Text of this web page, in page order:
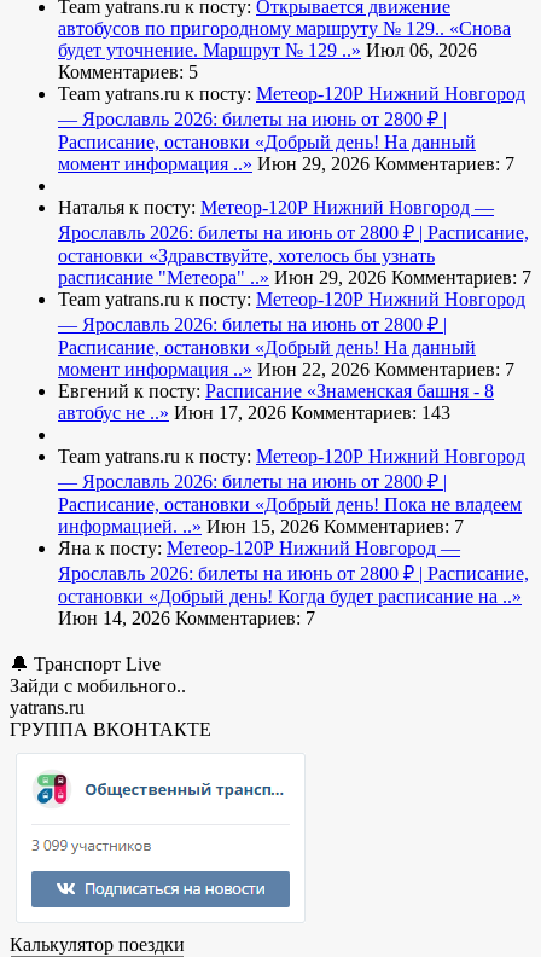
Team yatrans.ru к посту: Открывается движение
автобусов по пригородному маршруту № 129.. «Снова
будет уточнение. Маршрут № 129 ..» Июл 06, 2026
Комментариев: 5
Team yatrans.ru к посту: Метеор-120Р Нижний Новгород
— Ярославль 2026: билеты на июнь от 2800 ₽ |
Расписание, остановки «Добрый день! На данный
момент информация ..» Июн 29, 2026 Комментариев: 7
Наталья к посту: Метеор-120Р Нижний Новгород —
Ярославль 2026: билеты на июнь от 2800 ₽ | Расписание,
остановки «Здравствуйте, хотелось бы узнать
расписание "Метеора" ..» Июн 29, 2026 Комментариев: 7
Team yatrans.ru к посту: Метеор-120Р Нижний Новгород
— Ярославль 2026: билеты на июнь от 2800 ₽ |
Расписание, остановки «Добрый день! На данный
момент информация ..» Июн 22, 2026 Комментариев: 7
Евгений к посту: Расписание «Знаменская башня - 8
автобус не ..» Июн 17, 2026 Комментариев: 143
Team yatrans.ru к посту: Метеор-120Р Нижний Новгород
— Ярославль 2026: билеты на июнь от 2800 ₽ |
Расписание, остановки «Добрый день! Пока не владеем
информацией. ..» Июн 15, 2026 Комментариев: 7
Яна к посту: Метеор-120Р Нижний Новгород —
Ярославль 2026: билеты на июнь от 2800 ₽ | Расписание,
остановки «Добрый день! Когда будет расписание на ..»
Июн 14, 2026 Комментариев: 7
🔔 Транспорт Live
Зайди с мобильного..
yatrans.ru
ГРУППА ВКОНТАКТЕ
Калькулятор поездки